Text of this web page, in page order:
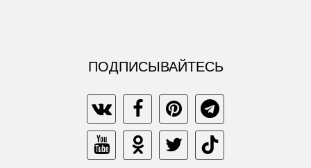
ПОДПИСЫВАЙТЕСЬ